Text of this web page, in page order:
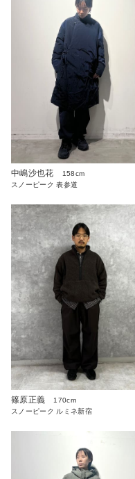
中嶋沙也花
158cm
スノーピーク 表参道
篠原正義
170cm
スノーピーク ルミネ新宿